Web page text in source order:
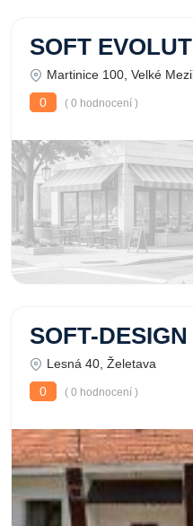
SOFT
Martinice 100, Velké
0
( 0 hodnocení )
SOFT-DESIGN
Lesná 40, Želetava
0
( 0 hodnocení )